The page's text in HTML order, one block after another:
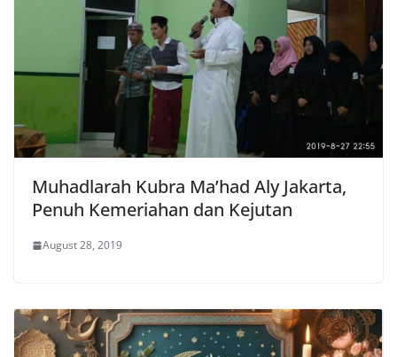
Muhadlarah Kubra Ma’had Aly Jakarta,
Penuh Kemeriahan dan Kejutan
August 28, 2019